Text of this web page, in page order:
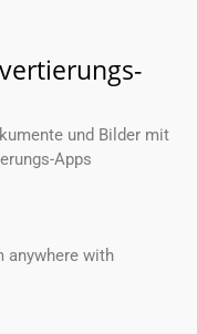
und Bilder mit
Apps
anywhere with